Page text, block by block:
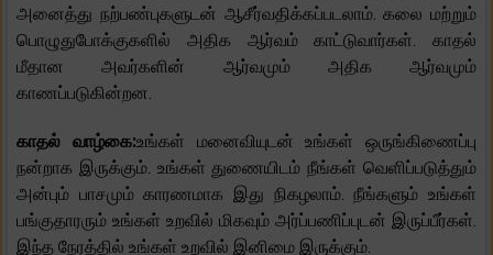
அனைத்து நற்பண்புகளுடன் ஆசீர்வதிக்கப்படலாம். கலை மற்றும்
பொழுதுபோக்குகளில் அதிக ஆர்வம் காட்டுவார்கள். காதல்
மீதான அவர்களின் ஆர்வமும் அதிக ஆர்வமும்
காணப்படுகின்றன.
காதல் வாழ்கை:உங்கள் மனைவியுடன் உங்கள் ஒருங்கிணைப்பு
நன்றாக இருக்கும். உங்கள் துணையிடம் நீங்கள் வெளிப்படுத்தும்
அன்பும் பாசமும் காரணமாக இது நிகழலாம். நீங்களும் உங்கள்
பங்குதாரரும் உங்கள் உறவில் மிகவும் அர்ப்பணிப்புடன் இருப்பீர்கள்.
இந்த நேரத்தில் உங்கள் உறவில் இனிமை இருக்கும்.